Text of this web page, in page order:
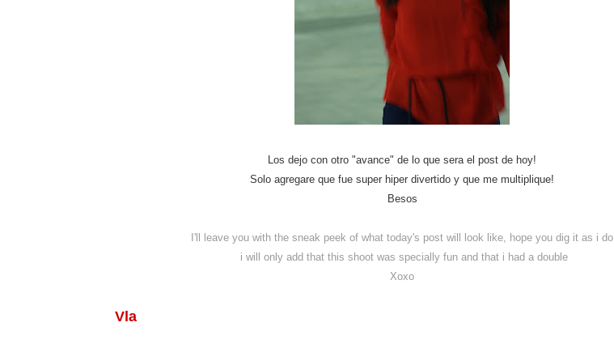
Los dejo con otro "avance" de lo que sera el post de hoy!
Solo agregare que fue super hiper divertido y que me multiplique!
Besos
I'll leave you with the sneak peek of what today's post will look like, hope you dig it as i do
i will only add that this shoot was specially fun and that i had a double
Xoxo
Vla